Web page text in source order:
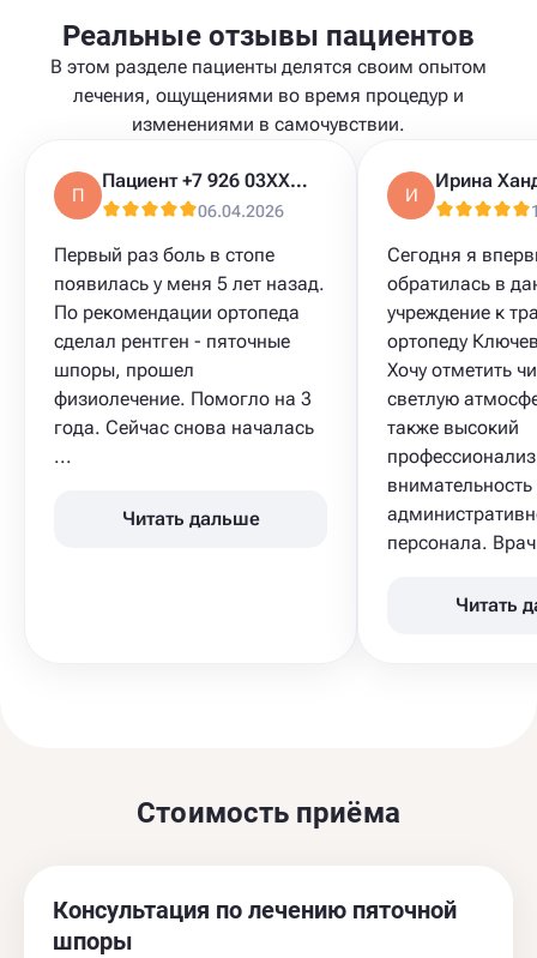
Реальные отзывы пациентов
В этом разделе пациенты делятся своим опытом
лечения, ощущениями во время процедур и
изменениями в самочувствии.
П
Пациент +7 926 03XXXXX
06.04.2026
Первый раз боль в стопе
появилась у меня 5 лет назад.
По рекомендации ортопеда
сделал рентген - пяточные
шпоры, прошел
физиолечение. Помогло на 3
года. Сейчас снова началась
...
Читать дальше
И
Ирина
Сегодня я
обратилась в
учреждение к
ортопеду
Хочу отметить
светлую
также высокий
внимательность
персонала.
Читать
Стоимость приёма
Консультация по лечению пяточной
шпоры